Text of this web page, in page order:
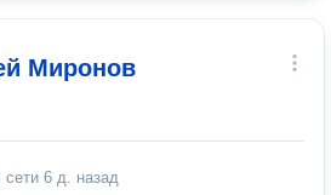
Миронов
сети 6 д. назад